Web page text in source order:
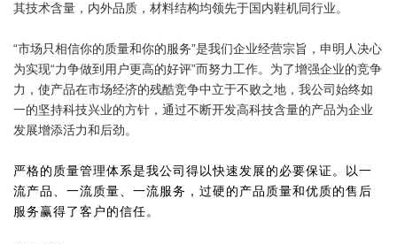
其技术含量，内外品质，材料结构均领先于国内鞋机同行业。
“市场只相信你的质量和你的服务”是我们企业经营宗旨，申明人决心
为实现“力争做到用户更高的好评”而努力工作。 为了增强企业的竞争
力，使产品在市场经济的残酷竞争中立于不败之地，我公司始终如
一的坚持科技兴业的方针，通过不断开发高科技含量的产品为企业
发展增添活力和后劲。
严格的质量管理体系是我公司得以快速发展的必要保证。以一
流产品、一流质量、一流服务，过硬的产品质量和优质的售后
服务赢得了客户的信任。